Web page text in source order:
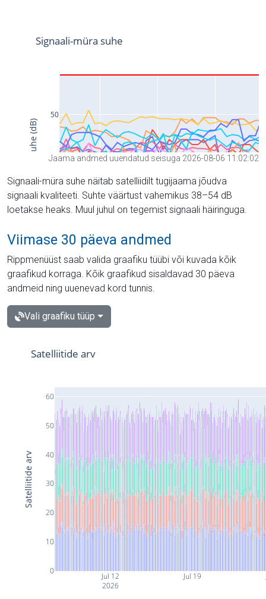
Jaama andmed uuendatud seisuga 2026-08-06 11:02:02
Signaali-müra suhe näitab satelliidilt tugijaama jõudva
signaali kvaliteeti. Suhte väärtust vahemikus 38–54 dB
loetakse heaks. Muul juhul on tegemist signaali häiringuga.
Viimase 30 päeva andmed
Rippmenüüst saab valida graafiku tüübi või kuvada kõik
graafikud korraga. Kõik graafikud sisaldavad 30 päeva
andmeid ning uuenevad kord tunnis.
Vali graafiku tüüp
Jul 12
2026
Jul 19
0
10
20
30
40
50
60
Satelliitide arv
Satelliitide arv